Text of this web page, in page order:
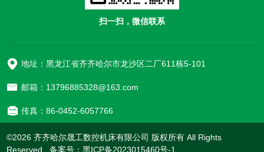
扫一扫，微信联系
地址：黑龙江省齐齐哈尔市龙沙区二厂611栋5-101
邮箱：13796885328@163.com
传真：86-0452-6057766
©2026 齐齐哈尔晟工数控机床有限公司 版权所有 All Rights
Reserved. 备案号：黑ICP备2023015460号-1